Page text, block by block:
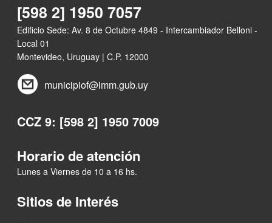
[598 2] 1950 7057
Edificio Sede: Av. 8 de Octubre 4849 - Intercambiador Belloni -
Local 01
Montevideo, Uruguay | C.P. 12000
municipiof@imm.gub.uy
CCZ 9: [598 2] 1950 7009
Horario de atención
Lunes a Viernes de 10 a 16 hs.
Sitios de Interés